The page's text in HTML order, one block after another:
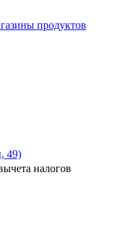
продуктов
49)
налогов